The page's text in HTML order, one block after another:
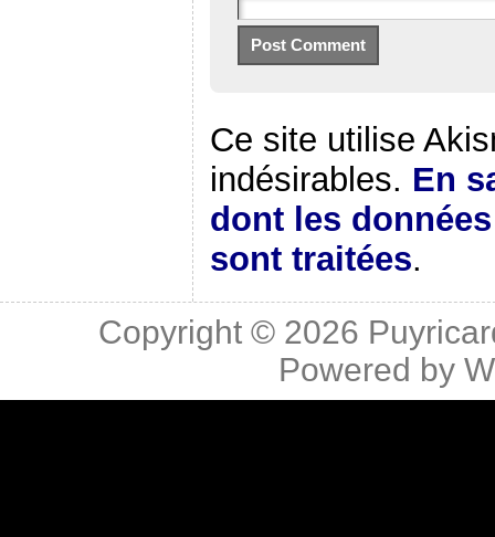
Ce site utilise
indésirables. En
dont les
sont traitées.
Copyright © 2026
Powered by